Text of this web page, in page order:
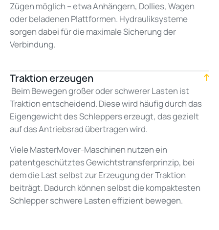
Zügen möglich – etwa Anhängern, Dollies, Wagen
oder beladenen Plattformen. Hydrauliksysteme
sorgen dabei für die maximale Sicherung der
Verbindung.
Traktion erzeugen
Beim Bewegen großer oder schwerer Lasten ist
Traktion entscheidend. Diese wird häufig durch das
Eigengewicht des Schleppers erzeugt, das gezielt
auf das Antriebsrad übertragen wird.
Viele MasterMover-Maschinen nutzen ein
patentgeschütztes Gewichtstransferprinzip, bei
dem die Last selbst zur Erzeugung der Traktion
beiträgt. Dadurch können selbst die kompaktesten
Schlepper schwere Lasten effizient bewegen.